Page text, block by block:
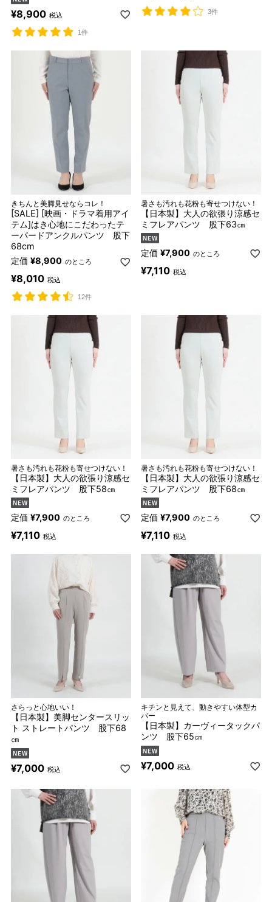
¥8,900 税込
1件
3件
きちんと美脚見せならコレ！
[SALE] [映画・ドラマ着用アイ
テム]はき心地にこだわったテ
ーパードアンクルパンツ 股下
68cm
定価 ¥8,900 のところ
¥8,010 税込
12件
暑さも汚れも花粉も寄せつけない！
【日本製】大人の欲張り涼感セ
ミフレアパンツ 股下63㎝
定価 ¥7,900 のところ
¥7,110 税込
暑さも汚れも花粉も寄せつけない！
【日本製】大人の欲張り涼感セ
ミフレアパンツ 股下58㎝
定価 ¥7,900 のところ
¥7,110 税込
暑さも汚れも花粉も寄せつけない！
【日本製】大人の欲張り涼感セ
ミフレアパンツ 股下68㎝
定価 ¥7,900 のところ
¥7,110 税込
さらっと心地いい！
【日本製】美脚センタースリッ
ト ストレートパンツ 股下68
㎝
¥7,000 税込
キチンと見えて、動きやすい体型カ
バー
【日本製】カーヴィータックパ
ンツ 股下65㎝
¥7,000 税込